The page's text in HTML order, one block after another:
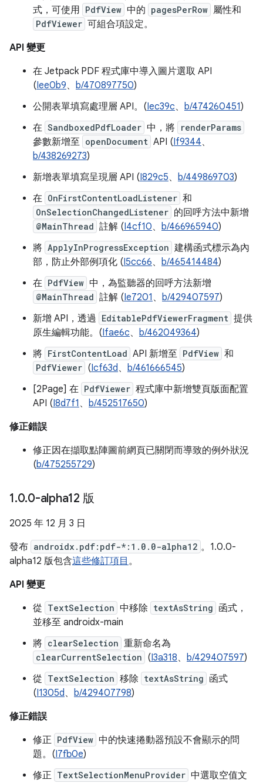
式，可使用 PdfView 中的 pagesPerRow 屬性和
PdfViewer 可組合項設定。
API 變更
在 Jetpack PDF 程式庫中導入圖片選取 API
(Iee0b9、 b/470897750)
公開表單填寫處理層 API。(Iec39c、 b/474260451)
在 SandboxedPdfLoader 中，將 renderParams
參數新增至 openDocument API (If9344、
b/438269273)
新增表單填寫呈現層 API (I829c5、 b/449869703)
在 OnFirstContentLoadListener 和
OnSelectionChangedListener 的回呼方法中新增
@MainThread 註解 (I4cf10、 b/466965940)
將 ApplyInProgressException 建構函式標示為內
部，防止外部例項化 (I5cc66、 b/465414484)
在 PdfView 中，為監聽器的回呼方法新增
@MainThread 註解 (Ie7201 、 b/429407597)
新增 API，透過 EditablePdfViewerFragment 提供
原生編輯功能。(Ifae6c、 b/462049364)
將 FirstContentLoad API 新增至 PdfView 和
PdfViewer (Icf63d、 b/461666545)
[2Page] 在 PdfViewer 程式庫中新增雙頁版面配置
API (I8d7f1 、 b/452517650)
修正錯誤
修正因在擷取點陣圖前網頁已關閉而導致的例外狀況
(b/475255729)
1.0.0-alpha12 版
2025 年 12 月 3 日
發布 androidx.pdf:pdf-*:1.0.0-alpha12 。1.0.0-
alpha12 版包含這些修訂項目 。
API 變更
從 TextSelection 中移除 textAsString 函式，
並移至 androidx-main
將 clearSelection 重新命名為
clearCurrentSelection (I3a318、 b/429407597)
從 TextSelection 移除 textAsString 函式
(I1305d、 b/429407798)
修正錯誤
修正 PdfView 中的快速捲動器預設不會顯示的問
題。(I7fb0e)
修正 TextSelectionMenuProvider 中選取空值文